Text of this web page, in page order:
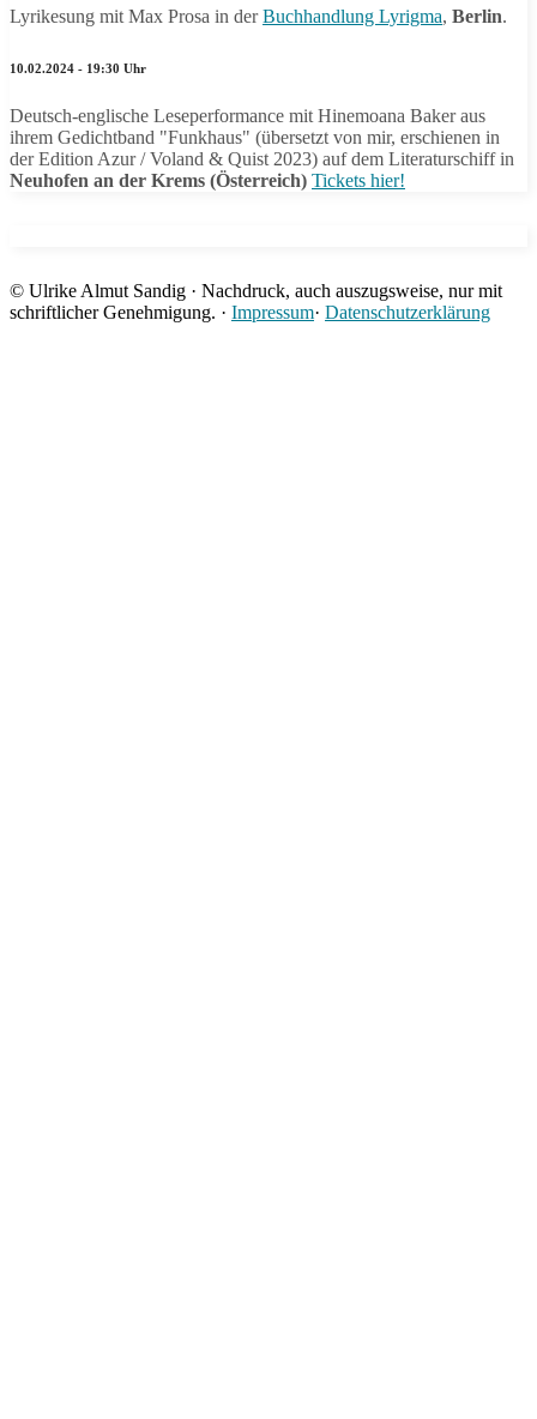
Lyrikesung mit Max Prosa in derBuchhandlung Lyrigma, Berlin.
10.02.2024 - 19:30 Uhr
Deutsch-englische Leseperformance mit Hinemoana Baker aus
ihrem Gedichtband "Funkhaus" (übersetzt von mir, erschienen in
der Edition Azur / Voland & Quist 2023) auf dem Literaturschiff in
Neuhofen an der Krems (Österreich) Tickets hier!
© Ulrike Almut Sandig · Nachdruck, auch auszugsweise, nur mit
schriftlicher Genehmigung. · Impressum· Datenschutzerklärung